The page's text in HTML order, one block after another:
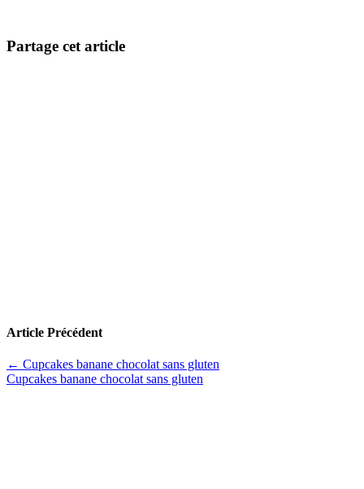
Partage cet article
Article Précédent
← Cupcakes banane chocolat sans gluten
Cupcakes banane chocolat sans gluten